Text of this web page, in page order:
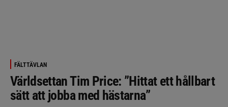
FÄLTTÄVLAN
Världsettan Tim Price: ”Hittat ett hållbart
sätt att jobba med hästarna”